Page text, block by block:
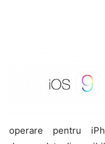
operare pentru